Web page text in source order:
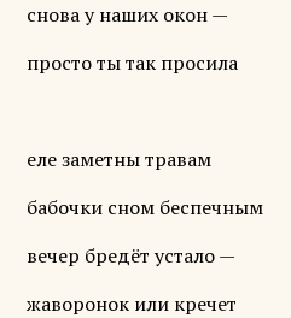
снова у наших окон —
просто ты так просила
еле заметны травам
бабочки сном беспечным
вечер бредёт устало —
жаворонок или кречет